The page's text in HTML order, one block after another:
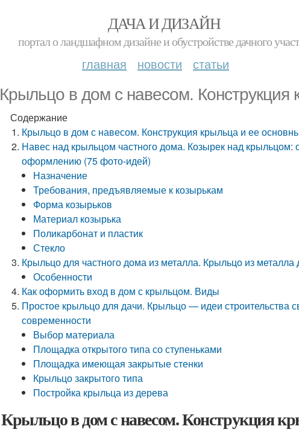
ДАЧА И ДИЗАЙН
портал о ландшафном дизайне и обустройстве дачного
главная новости статьи
Крыльцо в дом с навесом.
Содержание
Крыльцо в дом с навесом. Конструкция крыльца и ее
Навес над крыльцом частного дома. Козырек над крыльцом:
оформлению (75 фото-идей)
Назначение
Требования, предъявляемые к козырькам
Форма козырьков
Материал козырька
Поликарбонат и пластик
Стекло
Крыльцо для частного дома из металла. Крыльцо из металла
Особенности
Как оформить вход в дом с крыльцом. Виды
Простое крыльцо для дачи. Крыльцо — идеи строительства
современности
Выбор материала
Площадка открытого типа со ступеньками
Площадка имеющая закрытые стенки
Крыльцо закрытого типа
Постройка крыльца из дерева
Крыльцо в дом с навесом. Конструкция